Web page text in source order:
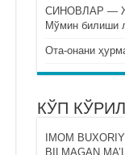
СИНОВЛАР —
Мўмин билиши
Ота-онани
КЎП
IMOM
BILMAGAN